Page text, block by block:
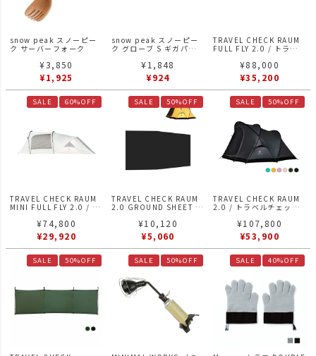
snow peak スノーピー
ク サーバーフォーク
¥3,850
¥1,925
snow peak スノーピー
ク グローブ S ギガパワ
¥1,848
¥924
TRAVEL CHECK RAUM
FULL FLY 2.0 / トラベ
¥88,000
¥35,200
SALE 60%OFF
TRAVEL CHECK RAUM
MINI FULL FLY 2.0 / ト
¥74,800
¥29,920
SALE 50%OFF
TRAVEL CHECK RAUM
2.0 GROUND SHEET -
ク グラウンドシート 黒
¥10,120
¥5,060
SALE 50%OFF
TRAVEL CHECK RAUM
2.0 / トラベルチェック
¥107,800
¥53,900
SALE 50%OFF SALE 50%OFF SALE 40%OFF